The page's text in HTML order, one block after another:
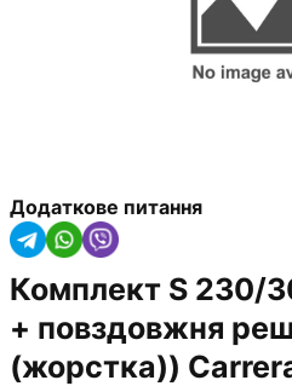
Додаткове питання
Комплект S 230/
+ повздовжня
(жорстка))